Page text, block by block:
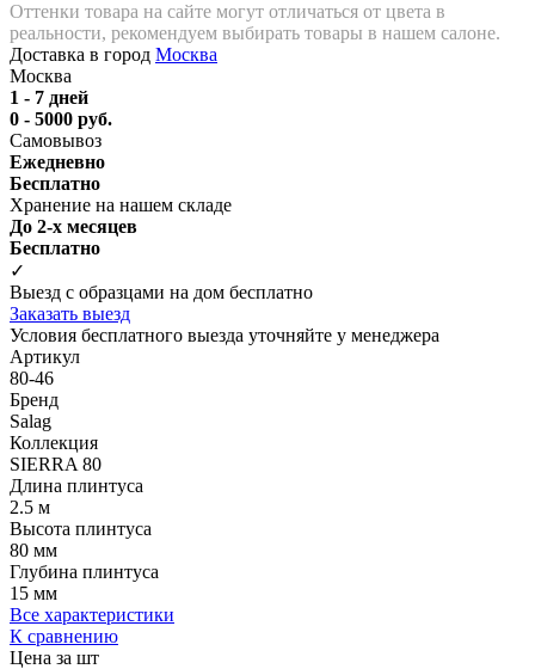
Оттенки товара на сайте могут отличаться от цвета в
реальности, рекомендуем выбирать товары в нашем салоне.
Доставка в город Москва
Москва
1 - 7 дней
0 - 5000 руб.
Самовывоз
Ежедневно
Бесплатно
Хранение на нашем складе
До 2-х месяцев
Бесплатно
✓
Выезд с образцами на дом бесплатно
Заказать выезд
Условия бесплатного выезда уточняйте у менеджера
Артикул
80-46
Бренд
Salag
Коллекция
SIERRA 80
Длина плинтуса
2.5 м
Высота плинтуса
80 мм
Глубина плинтуса
15 мм
Все характеристики
К сравнению
Цена за шт